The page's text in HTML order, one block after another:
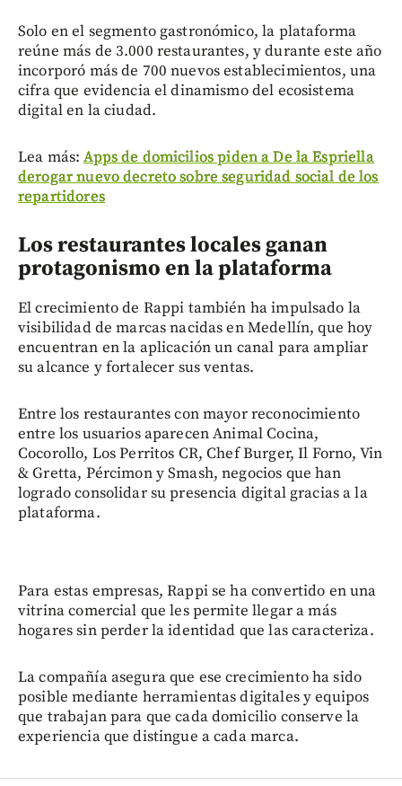
Solo en el segmento gastronómico, la plataforma
reúne más de 3.000 restaurantes, y durante este año
incorporó más de 700 nuevos establecimientos, una
cifra que evidencia el dinamismo del ecosistema
digital en la ciudad.
Lea más:Apps de domicilios piden a De la Espriella
derogar nuevo decreto sobre seguridad social de los
repartidores
Los restaurantes locales ganan
protagonismo en la plataforma
El crecimiento de Rappi también ha impulsado la
visibilidad de marcas nacidas en Medellín, que hoy
encuentran en la aplicación un canal para ampliar
su alcance y fortalecer sus ventas.
Entre los restaurantes con mayor reconocimiento
entre los usuarios aparecen Animal Cocina,
Cocorollo, Los Perritos CR, Chef Burger, Il Forno, Vin
& Gretta, Pércimon y Smash, negocios que han
logrado consolidar su presencia digital gracias a la
plataforma.
Para estas empresas, Rappi se ha convertido en una
vitrina comercial que les permite llegar a más
hogares sin perder la identidad que las caracteriza.
La compañía asegura que ese crecimiento ha sido
posible mediante herramientas digitales y equipos
que trabajan para que cada domicilio conserve la
experiencia que distingue a cada marca.